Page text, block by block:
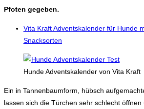
Pfoten gegeben.
Vita Kraft Adventskalender für Hunde
Snacksorten
Hunde Adventskalender von Vita Kraft
Ein in Tannenbaumform, hübsch
lassen sich die Türchen sehr schlecht